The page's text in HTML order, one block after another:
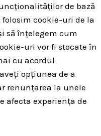
de bază
cookie-uri de la
să înțelegem cum
uri vor fi stocate în
cu acordul
opțiunea de a
renunțarea la unele
afecta experiența de